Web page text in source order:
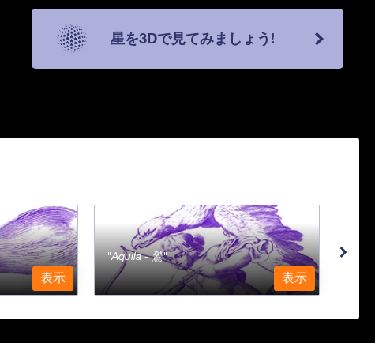
星を3Dで見てみましょう!
表示
Aquila - 鷲
表示